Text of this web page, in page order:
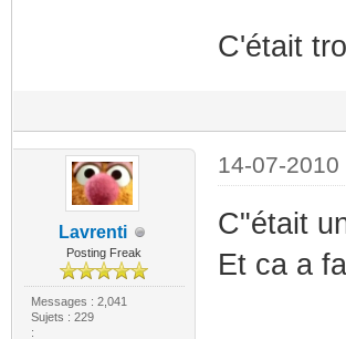
C'était
Lavrenti
Posting Freak
Messages : 2,041
Sujets : 229
:
14-07-2010
C"était
Et ca a